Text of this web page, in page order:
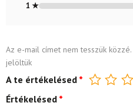
1 ★
Az e-mail címet nem tesszük közzé.
jelöltük
A te értékelésed *
Értékelésed *